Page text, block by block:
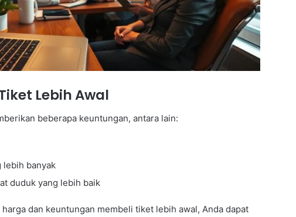
Lebih Awal
beberapa keuntungan, antara lain:
lebih banyak
duduk yang lebih baik
dan keuntungan membeli tiket lebih awal, Anda dapat